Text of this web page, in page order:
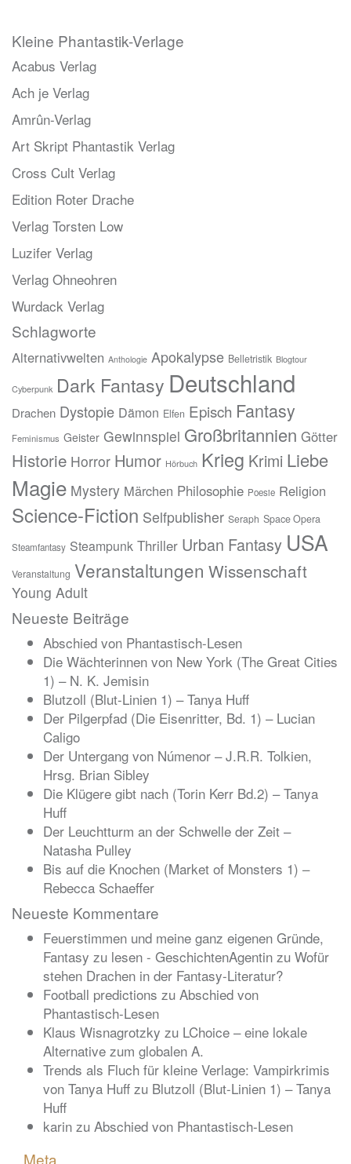
Kleine Phantastik-Verlage
Acabus Verlag
Ach je Verlag
Amrûn-Verlag
Art Skript Phantastik Verlag
Cross Cult Verlag
Edition Roter Drache
Verlag Torsten Low
Luzifer Verlag
Verlag Ohneohren
Wurdack Verlag
Schlagworte
Alternativwelten Anthologie Apokalypse Belletristik Blogtour
Cyberpunk Dark Fantasy Deutschland
Drachen Dystopie Dämon Elfen Episch Fantasy
Feminismus Geister Gewinnspiel Großbritannien Götter
Historie Horror Humor Hörbuch Krieg Krimi Liebe
Magie Mystery Märchen Philosophie Poesie Religion
Science-Fiction Selfpublisher Seraph Space Opera
Steamfantasy Steampunk Thriller Urban Fantasy USA
Veranstaltung Veranstaltungen Wissenschaft
Young Adult
Neueste Beiträge
Abschied von Phantastisch-Lesen
Die Wächterinnen von New York (The Great Cities
1) – N. K. Jemisin
Blutzoll (Blut-Linien 1) – Tanya Huff
Der Pilgerpfad (Die Eisenritter, Bd. 1) – Lucian
Caligo
Der Untergang von Númenor – J.R.R. Tolkien,
Hrsg. Brian Sibley
Die Klügere gibt nach (Torin Kerr Bd.2) – Tanya
Huff
Der Leuchtturm an der Schwelle der Zeit –
Natasha Pulley
Bis auf die Knochen (Market of Monsters 1) –
Rebecca Schaeffer
Neueste Kommentare
Feuerstimmen und meine ganz eigenen Gründe,
Fantasy zu lesen - GeschichtenAgentin zu Wofür
stehen Drachen in der Fantasy-Literatur?
Football predictions zu Abschied von
Phantastisch-Lesen
Klaus Wisnagrotzky zu LChoice – eine lokale
Alternative zum globalen A.
Trends als Fluch für kleine Verlage: Vampirkrimis
von Tanya Huff zu Blutzoll (Blut-Linien 1) – Tanya
Huff
karin zu Abschied von Phantastisch-Lesen
Meta